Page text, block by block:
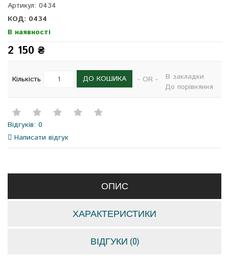
Артикул: 0434
КОД: 0434
В наявності
2 150 ₴
Кількість ДО КОШИКА - OR -
В закладки
До порівняння
Відгуків: 0
Написати відгук
ОПИС
ХАРАКТЕРИСТИКИ
ВІДГУКИ (0)